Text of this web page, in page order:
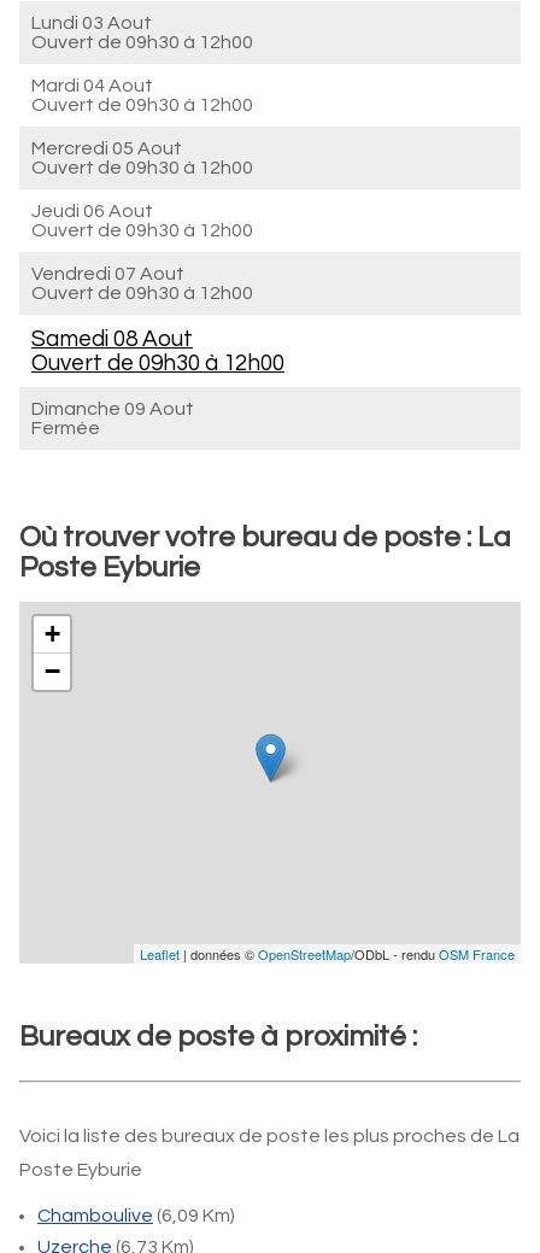
Lundi 03 Aout
Ouvert de 09h30 à 12h00
Mardi 04 Aout
Ouvert de 09h30 à 12h00
Mercredi 05 Aout
Ouvert de 09h30 à 12h00
Jeudi 06 Aout
Ouvert de 09h30 à 12h00
Vendredi 07 Aout
Ouvert de 09h30 à 12h00
Samedi 08 Aout
Ouvert de 09h30 à 12h00
Dimanche 09 Aout
Fermée
Où trouver votre bureau de poste : La
Poste Eyburie
+
−
Leaflet | données ©OpenStreetMap/ODbL - renduOSM France
Bureaux de poste à proximité :
Voici la liste des bureaux de poste les plus proches de La
Poste Eyburie
Chamboulive (6,09 Km)
Uzerche (6,73 Km)